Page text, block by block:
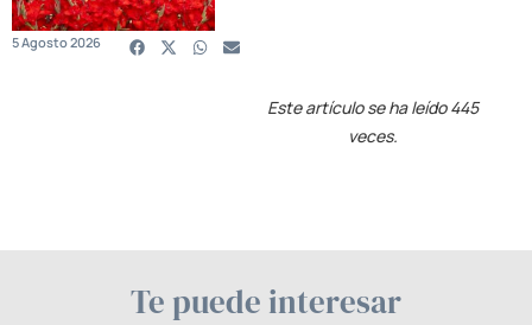
5 Agosto 2026
Este artículo se ha leído 445
veces.
Te puede interesar